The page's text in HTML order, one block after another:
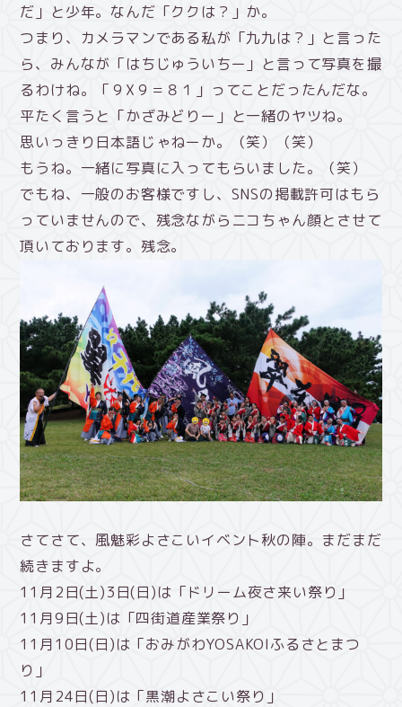
だ」と少年。なんだ「ククは？」か。
つまり、カメラマンである私が「九九は？」と言った
ら、みんなが「はちじゅういちー」と言って写真を撮
るわけね。「９X９＝８１」ってことだったんだな。
平たく言うと「かざみどりー」と一緒のヤツね。
思いっきり日本語じゃねーか。（笑）（笑）
もうね。一緒に写真に入ってもらいました。（笑）
でもね、一般のお客様ですし、SNSの掲載許可はもら
っていませんので、残念ながらニコちゃん顔とさせて
頂いております。残念。
さてさて、風魅彩よさこいイベント秋の陣。まだまだ
続きますよ。
11月2日(土)3日(日)は「ドリーム夜さ来い祭り」
11月9日(土)は「四街道産業祭り」
11月10日(日)は「おみがわYOSAKOIふるさとまつ
り」
11月24日(日)は「黒潮よさこい祭り」